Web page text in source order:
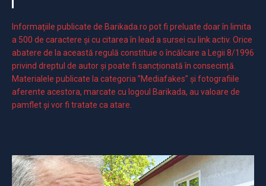
Informaţiile publicate de Barikada.ro pot fi preluate doar în limita
a 500 de caractere şi cu citarea în lead a sursei cu link activ. Orice
abatere de la această regulă constituie o încălcare a Legii 8/1996
privind dreptul de autor și poate fi sancționată în consecință.
Materialele publicate la categoria ”Mediafakes” și fotografiile
aferente acestora, marcate cu logoul Barikada, au valoare de
pamflet și vor fi tratate ca atare.